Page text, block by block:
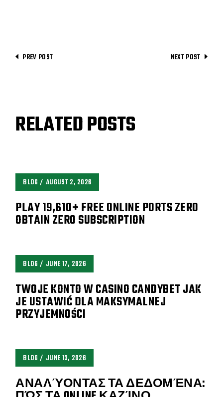
PREV POST NEXT POST
RELATED POSTS
BLOG AUGUST 2, 2026
PLAY 19,610+ FREE ONLINE PORTS ZERO
OBTAIN ZERO SUBSCRIPTION
BLOG JUNE 17, 2026
TWOJE KONTO W CASINO CANDYBET JAK
JE USTAWIĆ DLA MAKSYMALNEJ
PRZYJEMNOŚCI
BLOG JUNE 13, 2026
ΑΝΑΛΎΟΝΤΑΣ ΤΑ ΔΕΔΟΜΈΝΑ: